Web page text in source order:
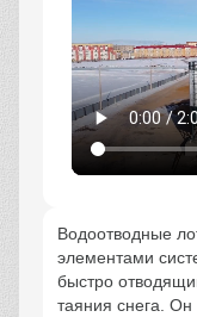
Водоотводные
элементами
быстро
таяния снега. Он